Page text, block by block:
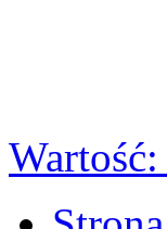
Wartość: